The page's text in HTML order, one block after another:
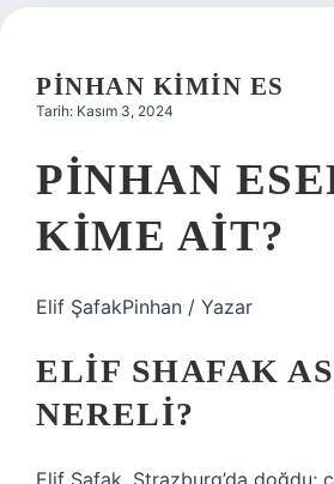
PINHAN KIMIN ES
Tarih: Kasım 3, 2024
PINHAN
KIME AIT?
Elif ŞafakPinhan / Yazar
ELIF SHAFAK
NERELI?
Elif Şafak, Strazburg’da doğdu;